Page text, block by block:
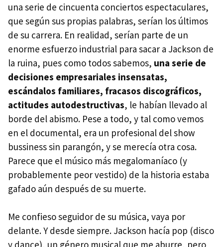
una serie de cincuenta conciertos espectaculares,
que según sus propias palabras, serían los últimos
de su carrera. En realidad, serían parte de un
enorme esfuerzo industrial para sacar a Jackson de
la ruina, pues como todos sabemos, una serie de
decisiones empresariales insensatas,
escándalos familiares, fracasos discográficos,
actitudes autodestructivas, le habían llevado al
borde del abismo. Pese a todo, y tal como vemos
en el documental, era un profesional del show
bussiness sin parangón, y se merecía otra cosa.
Parece que el músico más megalomaníaco (y
probablemente peor vestido) de la historia estaba
gafado aún después de su muerte.
Me confieso seguidor de su música, vaya por
delante. Y desde siempre. Jackson hacía pop (disco
y dance), un género musical que me aburre, pero